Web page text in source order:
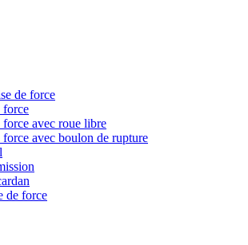
de force
force
avec roue libre
avec boulon de rupture
de force